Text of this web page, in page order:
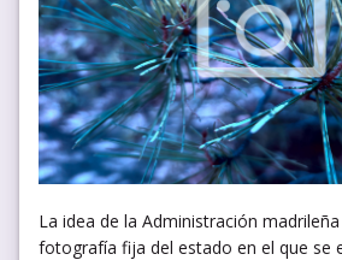
La idea de la Administración
fotografía fija del estado en el que se